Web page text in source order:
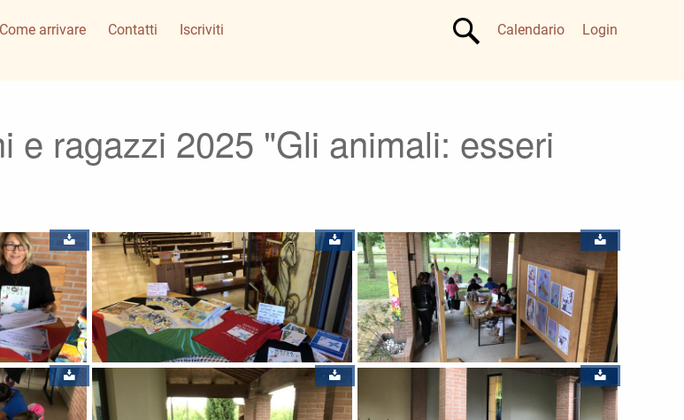
Come arrivare Contatti Iscriviti Calendario Login
e ragazzi 2025 "Gli animali: esseri